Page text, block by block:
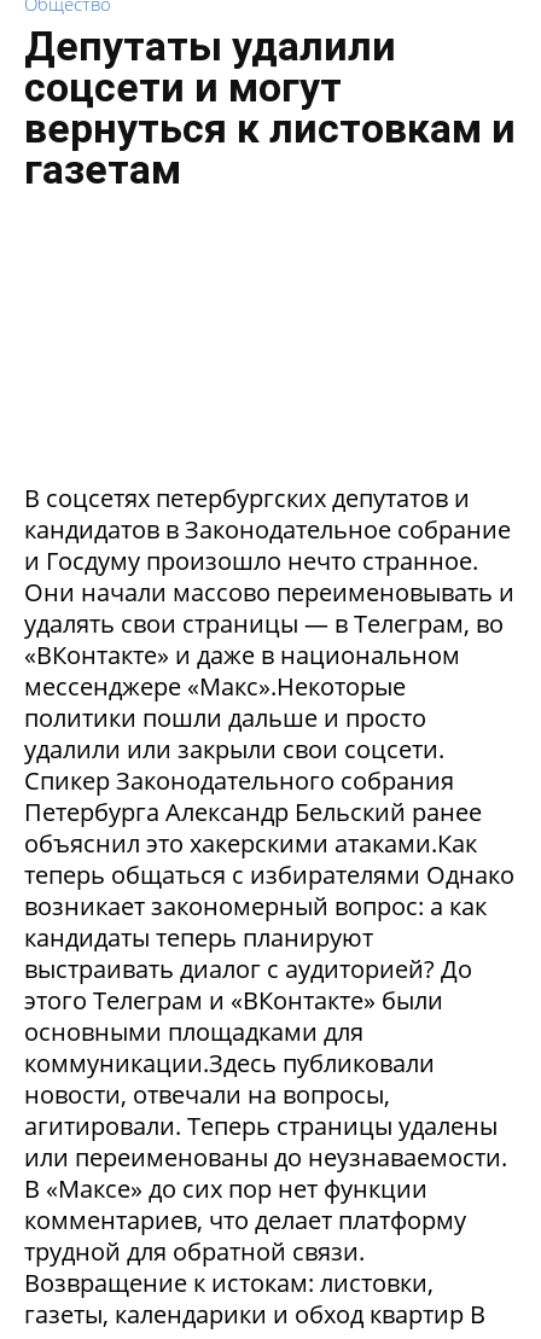
Депутаты удалили
соцсети и могут
вернуться к листовкам и
газетам
В соцсетях петербургских депутатов и
кандидатов в Законодательное собрание
и Госдуму произошло нечто странное.
Они начали массово переименовывать и
удалять свои страницы — в Телеграм, во
«ВКонтакте» и даже в национальном
мессенджере «Макс».Некоторые
политики пошли дальше и просто
удалили или закрыли свои соцсети.
Спикер Законодательного собрания
Петербурга Александр Бельский ранее
объяснил это хакерскими атаками.Как
теперь общаться с избирателями Однако
возникает закономерный вопрос: а как
кандидаты теперь планируют
выстраивать диалог с аудиторией? До
этого Телеграм и «ВКонтакте» были
основными площадками для
коммуникации.Здесь публиковали
новости, отвечали на вопросы,
агитировали. Теперь страницы удалены
или переименованы до неузнаваемости.
В «Максе» до сих пор нет функции
комментариев, что делает платформу
трудной для обратной связи.
Возвращение к истокам: листовки,
газеты, календарики и обход квартир В